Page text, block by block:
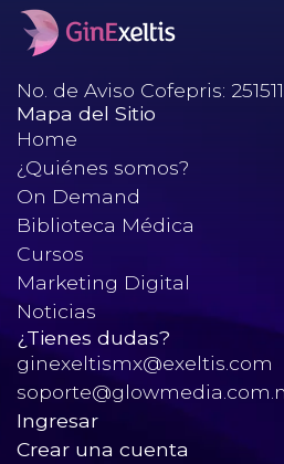
No. de Aviso Cofepris:
Mapa del Sitio
Home
¿Quiénes somos?
On Demand
Biblioteca Médica
Cursos
Marketing Digital
Noticias
¿Tienes dudas?
ginexeltismx@exeltis.com
Ingresar
Crear una cuenta